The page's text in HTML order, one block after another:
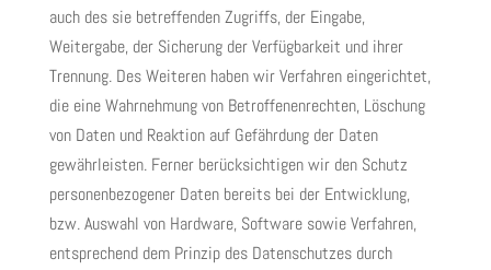
auch des sie betreffenden Zugriffs, der Eingabe,
Weitergabe, der Sicherung der Verfügbarkeit und ihrer
Trennung. Des Weiteren haben wir Verfahren eingerichtet,
die eine Wahrnehmung von Betroffenenrechten, Löschung
von Daten und Reaktion auf Gefährdung der Daten
gewährleisten. Ferner berücksichtigen wir den Schutz
personenbezogener Daten bereits bei der Entwicklung,
bzw. Auswahl von Hardware, Software sowie Verfahren,
entsprechend dem Prinzip des Datenschutzes durch